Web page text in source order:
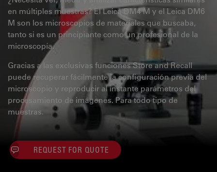
en múltiples muestras? El Leica DM4 M y el Leica DM6
M son los microscopios de materiales que buscaba,
tanto si es un principiante como un profesional de la
microscopía.
Gracias a las exclusivas funciones Store and Recall
puede recuperar fácilmente la configuración previa del
microscopio y reproducir al instante parámetros del
procesamiento de imágenes. Para todo tipo de
muestras.
REQUEST FOR QUOTE